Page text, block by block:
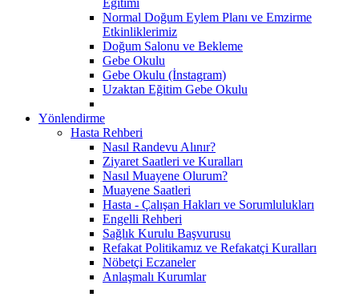
Normal Doğum Eylem Planı ve Emzirme
Etkinliklerimiz
Doğum Salonu ve Bekleme
Gebe Okulu
Gebe Okulu (İnstagram)
Uzaktan Eğitim Gebe Okulu
Yönlendirme
Hasta Rehberi
Nasıl Randevu Alınır?
Ziyaret Saatleri ve Kuralları
Nasıl Muayene Olurum?
Muayene Saatleri
Hasta - Çalışan Hakları ve Sorumlulukları
Engelli Rehberi
Sağlık Kurulu Başvurusu
Refakat Politikamız ve Refakatçi Kuralları
Nöbetçi Eczaneler
Anlaşmalı Kurumlar